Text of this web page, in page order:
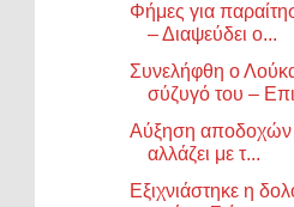
Φήμες για
– Διαψεύδει ο...
Συνελήφθη ο
σύζυγό του –
Αύξηση αποδοχών
αλλάζει με τ...
Εξιχνιάστηκε η